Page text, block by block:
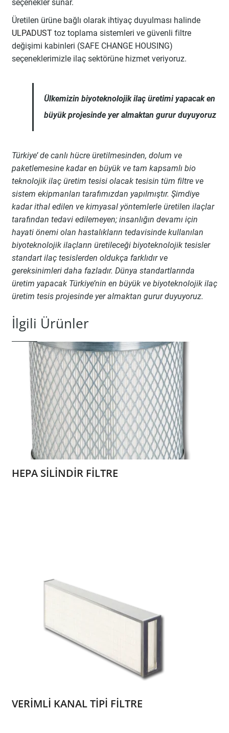
seçenekler sunar.
Üretilen ürüne bağlı olarak ihtiyaç duyulması halinde
ULPADUSTtoz toplama sistemleri ve güvenli filtre
değişimi kabinleri (SAFE CHANGE HOUSING)
seçeneklerimizle ilaç sektörüne hizmet veriyoruz.
Ülkemizin biyoteknolojik ilaç üretimi yapacak en
büyük projesinde yer almaktan gurur duyuyoruz
Türkiye’ de canlı hücre üretilmesinden, dolum ve
paketlemesine kadar en büyük ve tam kapsamlı bio
teknolojik ilaç üretim tesisi olacak tesisin tüm filtre ve
sistem ekipmanları tarafımızdan yapılmıştır. Şimdiye
kadar ithal edilen ve kimyasal yöntemlerle üretilen ilaçlar
tarafından tedavi edilemeyen; insanlığın devamı için
hayati önemi olan hastalıkların tedavisinde kullanılan
biyoteknolojik ilaçların üretileceği biyoteknolojik tesisler
standart ilaç tesislerden oldukça farklıdır ve
gereksinimleri daha fazladır. Dünya standartlarında
üretim yapacak Türkiye’nin en büyük ve biyoteknolojik ilaç
üretim tesis projesinde yer almaktan gurur duyuyoruz.
İlgili Ürünler
HEPA SİLİNDİR FİLTRE
VERİMLİ KANAL TİPİ FİLTRE